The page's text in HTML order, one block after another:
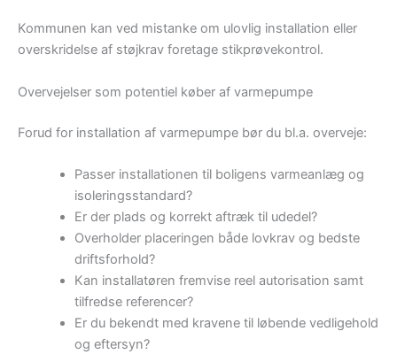
Kommunen kan ved mistanke om ulovlig installation eller
overskridelse af støjkrav foretage stikprøvekontrol.
Overvejelser som potentiel køber af varmepumpe
Forud for installation af varmepumpe bør du bl.a. overveje:
Passer installationen til boligens varmeanlæg og
isoleringsstandard?
Er der plads og korrekt aftræk til udedel?
Overholder placeringen både lovkrav og bedste
driftsforhold?
Kan installatøren fremvise reel autorisation samt
tilfredse referencer?
Er du bekendt med kravene til løbende vedligehold
og eftersyn?